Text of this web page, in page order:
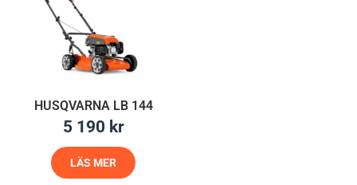
HUSQVARNA LB 144
5 190 kr
LÄS MER